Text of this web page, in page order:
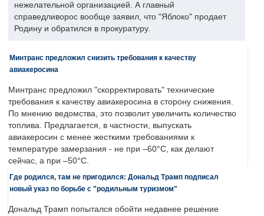
нежелательной организацией. А главный
справедливорос вообще заявил, что "Яблоко" продает
Родину и обратился в прокуратуру.
Минтранс предложил снизить требования к качеству
авиакеросина
Минтранс предложил "скорректировать" технические
требования к качеству авиакеросина в сторону снижения.
По мнению ведомства, это позволит увеличить количество
топлива. Предлагается, в частности, выпускать
авиакеросин с менее жесткими требованиями к
температуре замерзания - не при –60°C, как делают
сейчас, а при –50°C.
Где родился, там не пригодился: Дональд Трамп подписал
новый указ по борьбе с "родильным туризмом"
Дональд Трамп попытался обойти недавнее решение